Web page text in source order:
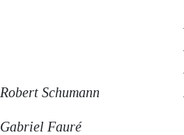
Robert Schumann
Gabriel Fauré